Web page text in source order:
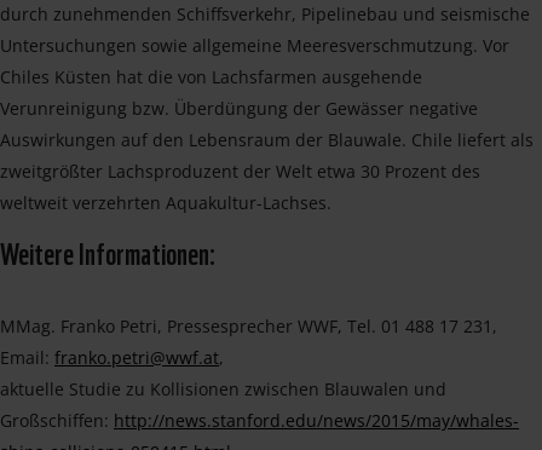
durch zunehmenden Schiffsverkehr, Pipelinebau und seismische
Untersuchungen sowie allgemeine Meeresverschmutzung. Vor
Chiles Küsten hat die von Lachsfarmen ausgehende
Verunreinigung bzw. Überdüngung der Gewässer negative
Auswirkungen auf den Lebensraum der Blauwale. Chile liefert als
zweitgrößter Lachsproduzent der Welt etwa 30 Prozent des
weltweit verzehrten Aquakultur-Lachses.
Weitere Informationen:
MMag. Franko Petri, Pressesprecher WWF, Tel. 01 488 17 231,
Email: franko.petri@wwf.at,
aktuelle Studie zu Kollisionen zwischen Blauwalen und
Großschiffen: http://news.stanford.edu/news/2015/may/whales-